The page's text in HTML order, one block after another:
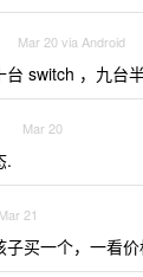
Mar 20 via Android
台 switch ，九台
Mar 20
.
Mar 21
子买一个，一看